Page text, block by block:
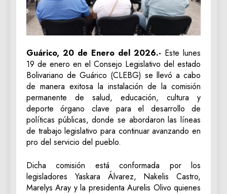
Guárico, 20 de Enero del 2026.- Este lunes
19 de enero en el Consejo Legislativo del estado
Bolivariano de Guárico (CLEBG) se llevó a cabo
de manera exitosa la instalación de la comisión
permanente de salud, educación, cultura y
deporte órgano clave para el desarrollo de
políticas públicas, donde se abordaron las líneas
de trabajo legislativo para continuar avanzando en
pro del servicio del pueblo.
Dicha comisión está conformada por los
legisladores Yaskara Álvarez, Nakelis Castro,
Marelys Aray y la presidenta Aurelis Olivo quienes